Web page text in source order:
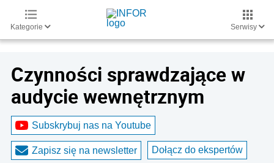
Kategorie Serwisy
Czynności sprawdzające w
audycie wewnętrznym
Subskrybuj nas na Youtube
Zapisz się na newsletter Dołącz do ekspertów